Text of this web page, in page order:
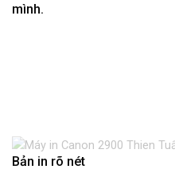
mình.
Bản in rõ nét